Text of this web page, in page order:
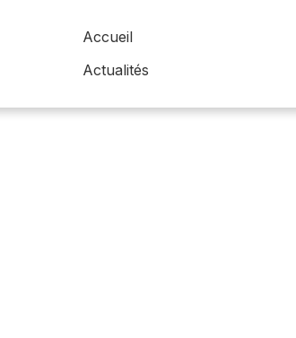
Accueil
Actualités